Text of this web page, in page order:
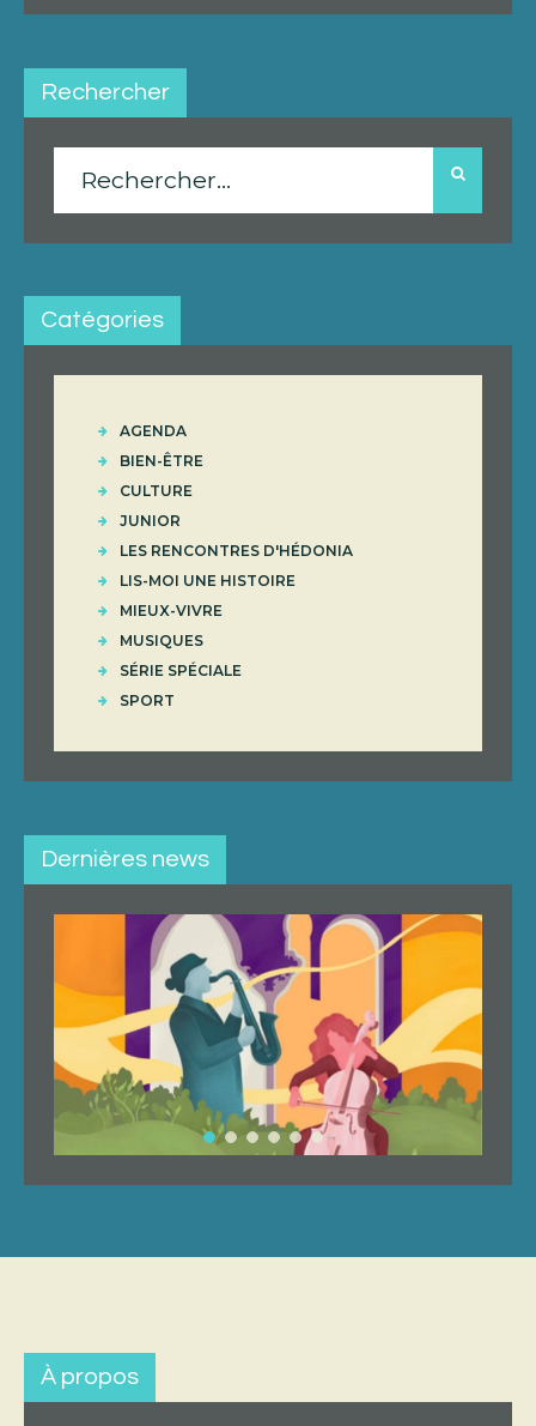
Rechercher
Rechercher :
Catégories
AGENDA
BIEN-ÊTRE
CULTURE
JUNIOR
LES RENCONTRES D'HÉDONIA
LIS-MOI UNE HISTOIRE
MIEUX-VIVRE
MUSIQUES
SÉRIE SPÉCIALE
SPORT
Dernières news
À propos